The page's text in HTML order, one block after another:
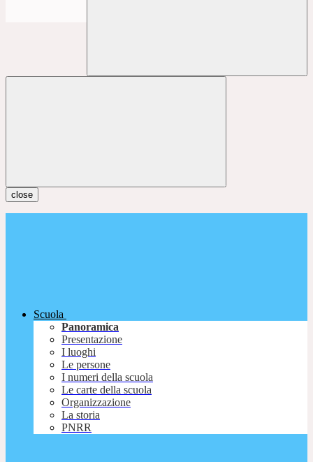
close
Scuola
Panoramica
Presentazione
I luoghi
Le persone
I numeri della scuola
Le carte della scuola
Organizzazione
La storia
PNRR